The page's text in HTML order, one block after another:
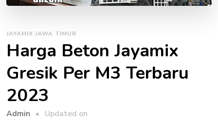
JAYAMIX JAWA TIMUR
Harga Beton Jayamix
Gresik Per M3 Terbaru
2023
Admin Updated on